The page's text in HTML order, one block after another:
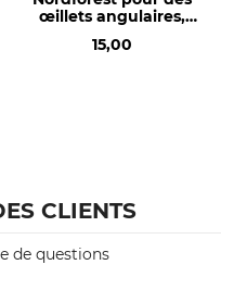
œillets angulaires,
prononcé
15,00
CLIENTS
de questions